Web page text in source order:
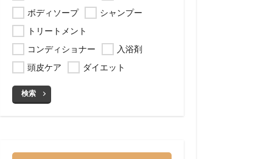
ボディソープ
シャンプー
トリートメント
コンディショナー
入浴剤
頭皮ケア
ダイエット
検索